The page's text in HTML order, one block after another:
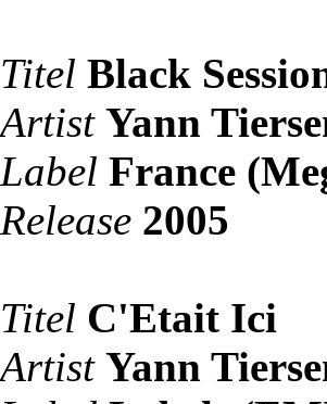
Titel Black
Artist Yann
Label France
Release 2005
Titel C'Etait Ici
Artist Yann